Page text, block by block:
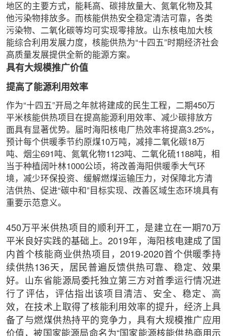
地区的主要方式，能耗高、碳排放量大、氮氧化物及其
他污染物排放多。而核能供热安全稳定清洁可靠，各类
污染物、二氧化碳等均可实现零排放。山东核电加大核
能综合利用发展力度，核能供热为“十四五”时期经济社会
高质量发展提供全新的能源方案。
具有大规模推广价值
提高了能源利用效率
作为“十四五”开局之年就将建成的民生工程，二期450万
平米核能供热项目在提高能源利用效率、减少碳排放方
面具有显著优势。届时海阳核电厂热效率将提高3.25%，
预计每个供暖季节约原煤10万吨，减排二氧化碳18万
吨、烟尘691吨、氮氧化物1123吨、二氧化硫1188吨，相
当于种植阔叶林1000公顷，将改善海阳供暖季大气环
境，减少环保投资、缓解燃煤运输压力，对保障北方清
洁供热、促进“碳中和”目标实现、改善区域生态环境具有
重要示范意义。
450万平米供热项目的顺利开工，是建立在一期70万
平米良好实践的基础上。2019年，海阳核电建成了国
内首个核能商业供热项目，2019-2020首个供暖季持
续供热136天，居民普遍反馈供热可靠、稳定、效果
好。山东省能源局委托独立第三方对首季运行情况进
行了评估，评估指出该项目清洁、安全、稳定、高
效，在技术上取得了核能利用效率的提升，经济上具
备了与燃煤供热持平的竞争力，具有大规模推广应用
价值，被国家能源局命名为“国家能源核能供热商用示